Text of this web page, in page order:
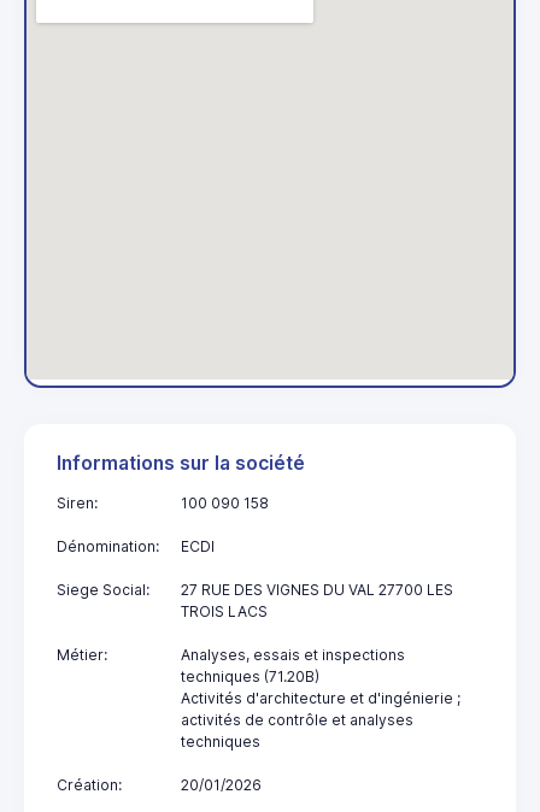
Informations sur la société
Siren: 100 090 158
Dénomination: ECDI
Siege Social:
27 RUE DES VIGNES DU VAL 27700 LES
TROIS LACS
Métier:
Analyses, essais et inspections
techniques (71.20B)
Activités d'architecture et d'ingénierie ;
activités de contrôle et analyses
techniques
Création: 20/01/2026